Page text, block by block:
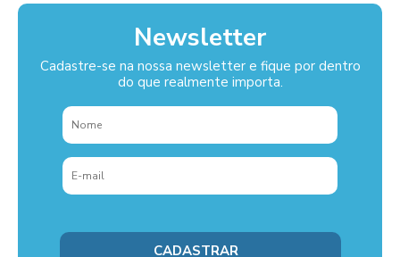
Newsletter
Cadastre-se na nossa newsletter e fique por dentro
do que realmente importa.